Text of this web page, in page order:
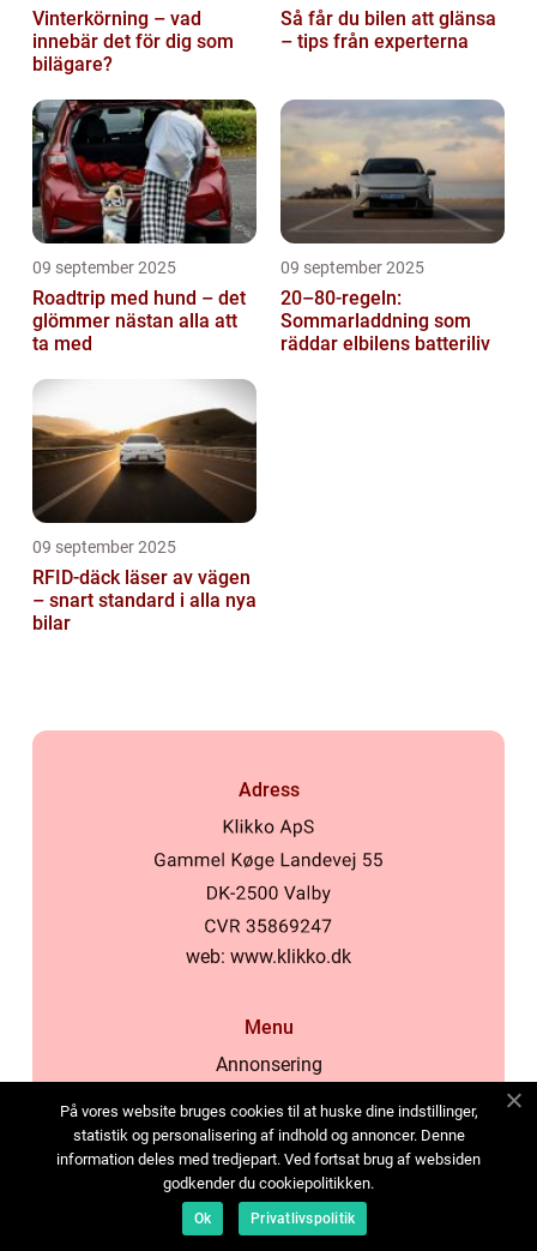
Vinterkörning – vad
innebär det för dig som
bilägare?
Så får du bilen att glänsa
– tips från experterna
09 september 2025
Roadtrip med hund – det
glömmer nästan alla att
ta med
09 september 2025
20–80-regeln:
Sommarladdning som
räddar elbilens batteriliv
09 september 2025
RFID-däck läser av vägen
– snart standard i alla nya
bilar
Adress
web: www.klikko.dk
Menu
Annonsering
Cookies
Kontakta oss
Sitemap
På vores website bruges cookies til at huske dine indstillinger,
statistik og personalisering af indhold og annoncer. Denne
information deles med tredjepart. Ved fortsat brug af websiden
godkender du cookiepolitikken.
Ok Privatlivspolitik